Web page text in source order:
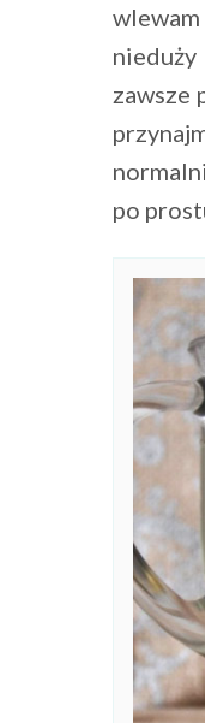
zawsze
po